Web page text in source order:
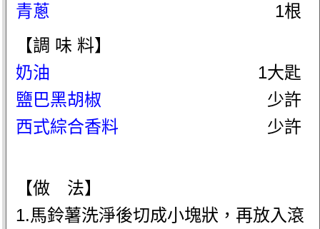
青蔥
1根
【調 味 料】
奶油
1大匙
鹽巴黑胡椒
少許
西式綜合香料
少許
【做 法】
1.馬鈴薯洗淨後切成小塊狀，再放入滾